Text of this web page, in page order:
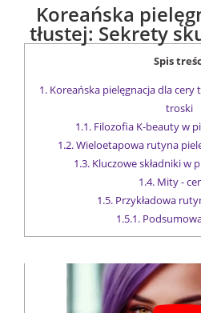
Koreańska
tłustej: Sekrety
Spis
1.Koreańska pielęgnacja dla cery
troski
1.1.Filozofia K-beauty w
1.2.Wieloetapowa rutyna
1.3.Kluczowe składniki w
1.4.Mity -
1.5.Przykładowa
1.5.1.